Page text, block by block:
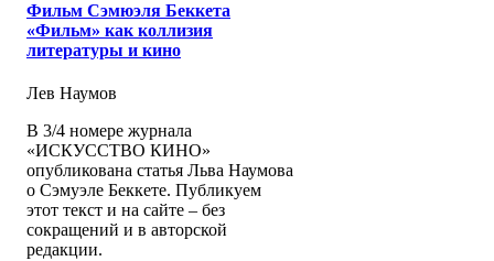
Фильм Сэмюэля Беккета
«Фильм» как коллизия
литературы и кино
Лев Наумов
В 3/4 номере журнала
«ИСКУССТВО КИНО»
опубликована статья Льва Наумова
о Сэмуэле Беккете. Публикуем
этот текст и на сайте – без
сокращений и в авторской
редакции.